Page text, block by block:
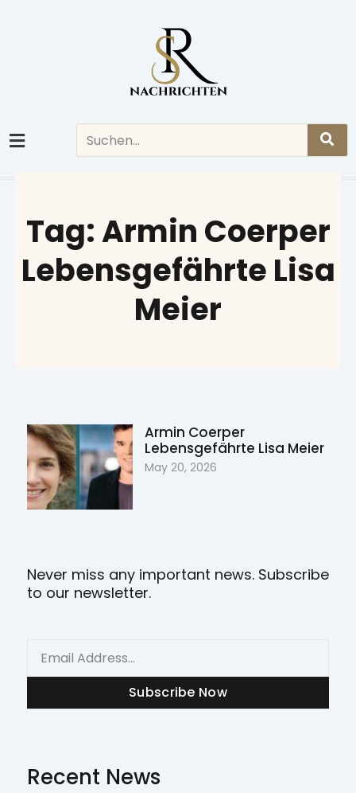
Tag: Armin Coerper
Lebensgefährte Lisa
Meier
Armin Coerper
Lebensgefährte Lisa Meier
May 20, 2026
Never miss any important news. Subscribe
to our newsletter.
Subscribe Now
Recent News